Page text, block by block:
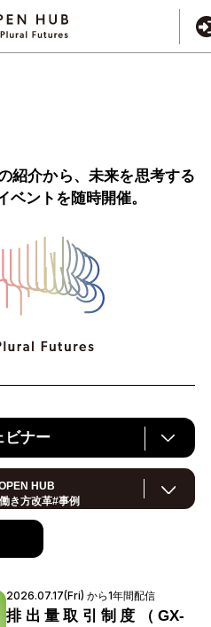
紹介から、未来を思考する
ベントを随時開催。
ビナー
HUB
働き方改革#事例
#セキュリティ
ティクス
教育#公共
2026.07.17(Fri) から1年間配信
排出量取引制度（GX-